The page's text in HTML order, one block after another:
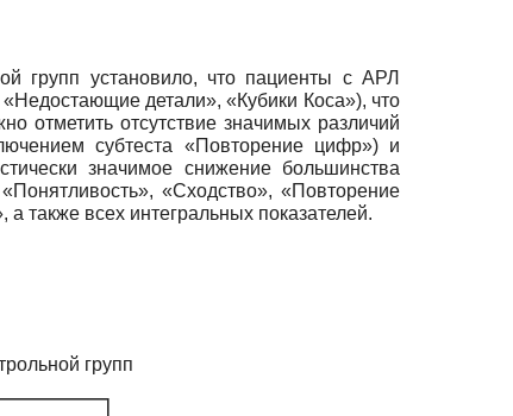
групп установило, что пациенты с АРЛ
детали», «Кубики Коса»), что
отметить отсутствие значимых различий
субтеста «Повторение цифр») и
значимое снижение большинства
«Сходство», «Повторение
всех интегральных показателей.
групп